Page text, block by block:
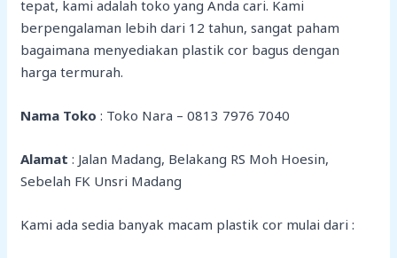
tepat, kami adalah toko yang Anda cari. Kami
berpengalaman lebih dari 12 tahun, sangat paham
bagaimana menyediakan plastik cor bagus dengan
harga termurah.
Nama Toko : Toko Nara – 0813 7976 7040
Alamat : Jalan Madang, Belakang RS Moh Hoesin,
Sebelah FK Unsri Madang
Kami ada sedia banyak macam plastik cor mulai dari :